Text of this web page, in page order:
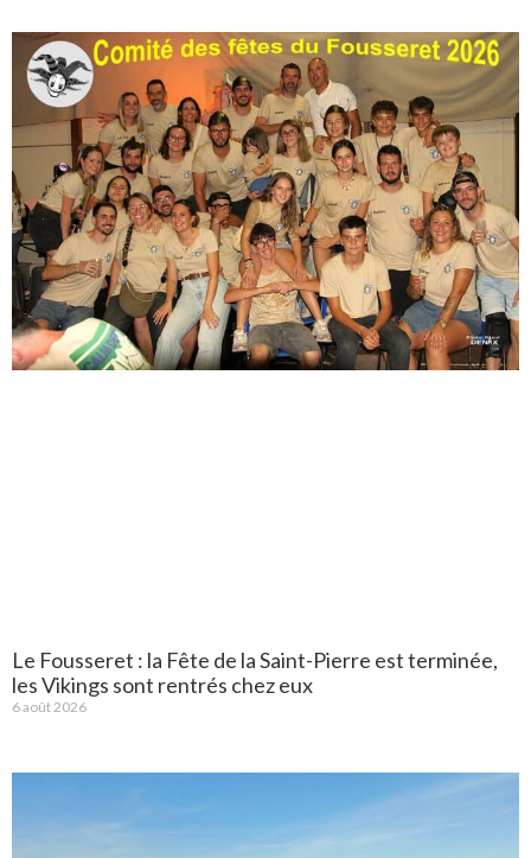
Le Fousseret : la Fête de la Saint-Pierre est terminée,
les Vikings sont rentrés chez eux
6 août 2026